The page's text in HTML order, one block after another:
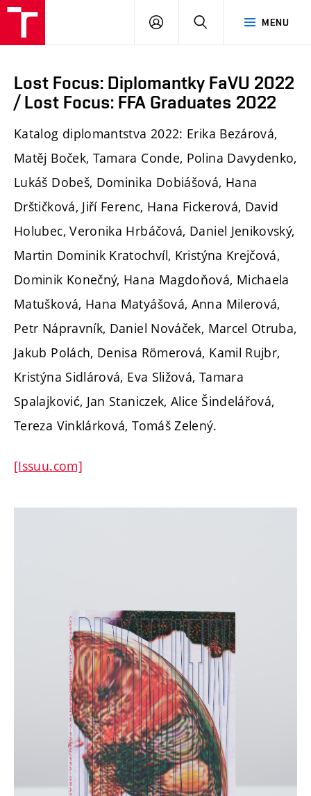
MENU
PŘIHLÁSIT
Lost Focus: Diplomantky FaVU 2022
/ Lost Focus: FFA Graduates 2022
Katalog diplomantstva 2022: Erika Bezárová,
Matěj Boček, Tamara Conde, Polina Davydenko,
Lukáš Dobeš, Dominika Dobiášová, Hana
Drštičková, Jiří Ferenc, Hana Fickerová, David
Holubec, Veronika Hrbáčová, Daniel Jenikovský,
Martin Dominik Kratochvíl, Kristýna Krejčová,
Dominik Konečný, Hana Magdoňová, Michaela
Matušková, Hana Matyášová, Anna Milerová,
Petr Nápravník, Daniel Nováček, Marcel Otruba,
Jakub Polách, Denisa Römerová, Kamil Rujbr,
Kristýna Sidlárová, Eva Sližová, Tamara
Spalajković, Jan Staniczek, Alice Šindelářová,
Tereza Vinklárková, Tomáš Zelený.
[Issuu.com]